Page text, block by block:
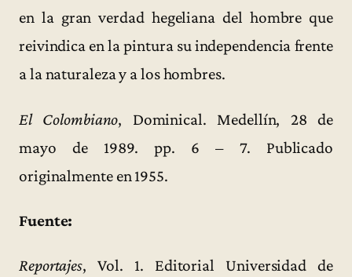
en la gran verdad hegeliana del hombre que
reivindica en la pintura su independencia frente
a la naturaleza y a los hombres.
El Colombiano, Dominical. Medellín, 28 de
mayo de 1989. pp. 6 – 7. Publicado
originalmente en 1955.
Fuente:
Reportajes, Vol. 1. Editorial Universidad de